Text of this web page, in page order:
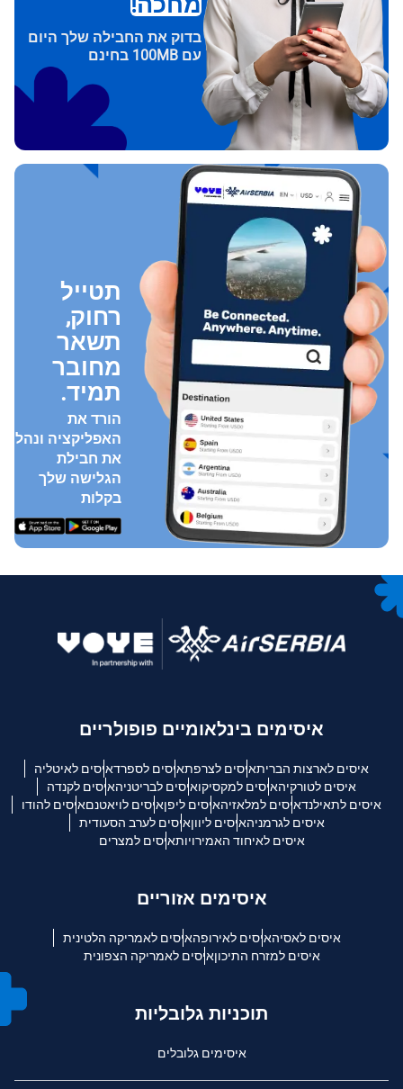
בדוק את החבילה שלך היום
עם 100MB בחינם
תטייל
רחוק,
תשאר
מחובר
תמיד.
הורד את
האפליקציה ונהל
את חבילת
הגלישה שלך
בקלות
איסימים בינלאומיים פופולריים
איסים לארצות הבריתאיסים לצרפתאיסים לספרדאיסים לאיטליה
איסים לטורקיהאיסים למקסיקואיסים לבריטניהאיסים לקנדה
איסים לתאילנדאיסים למלאזיהאיסים ליפןאיסים לויאטנםאיסים להודו
איסים לגרמניהאיסים ליווןאיסים לערב הסעודית
איסים לאיחוד האמירויותאיסים למצרים
איסימים אזוריים
איסים לאסיהאיסים לאירופהאיסים לאמריקה הלטינית
איסים למזרח התיכוןאיסים לאמריקה הצפונית
תוכניות גלובליות
איסימים גלובלים